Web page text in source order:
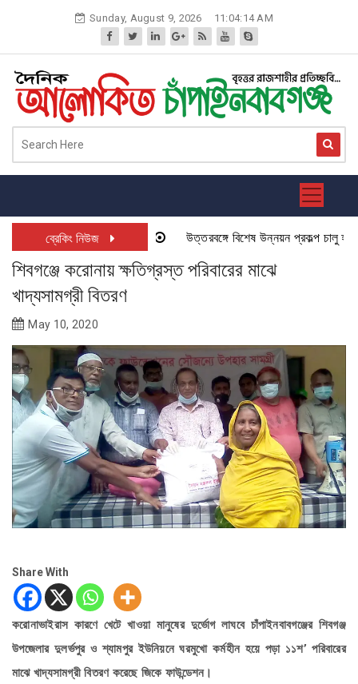
Sunday, August 9, 2026 11:04:14 AM
ব্রেকিং নিউজ উত্তরবঙ্গে বিশেষ উন্নয়ন প্রকল্প চালু হতে
শিবগঞ্জে করোনায় ক্ষতিগ্রস্ত পরিবারের মাঝে
খাদ্যসামগ্রী বিতরণ
May 10, 2020
Share With
করোনাভাইরাস কারণে খেটে খাওয়া মানুষের দুর্ভোগ লাঘবে চাঁপাইনবাবগঞ্জের শিবগঞ্জ
উপজেলার দুলর্ভপুর ও শ্যামপুর ইউনিয়নে ঘরমুখো কর্মহীন হয়ে পড়া ১১শ’ পরিবারের
মাঝে খাদ্যসামগ্রী বিতরণ করেছে জিকে ফাউন্ডেশন।